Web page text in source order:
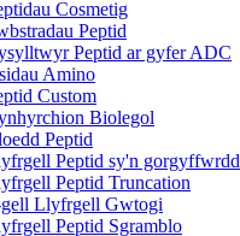
Cosmetig
Peptid
Peptid ar gyfer ADC
Amino
Custom
Biolegol
Peptid
Peptid sy'n gorgyffwrdd
Peptid Truncation
Llyfrgell Gwtogi
Peptid Sgramblo